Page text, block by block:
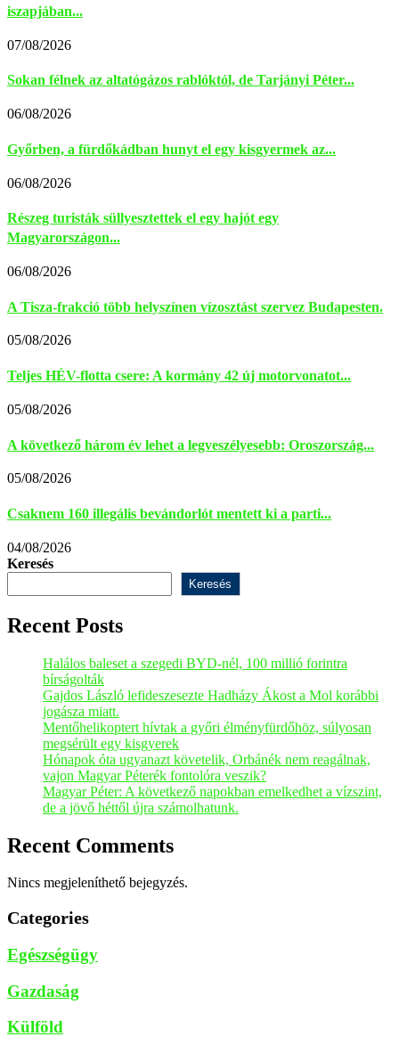
iszapjában...
07/08/2026
Sokan félnek az altatógázos rablóktól, de Tarjányi Péter...
06/08/2026
Győrben, a fürdőkádban hunyt el egy kisgyermek az...
06/08/2026
Részeg turisták süllyesztettek el egy hajót egy
Magyarországon...
06/08/2026
A Tisza-frakció több helyszínen vízosztást szervez Budapesten.
05/08/2026
Teljes HÉV-flotta csere: A kormány 42 új motorvonatot...
05/08/2026
A következő három év lehet a legveszélyesebb: Oroszország...
05/08/2026
Csaknem 160 illegális bevándorlót mentett ki a parti...
04/08/2026
Keresés
Keresés
Recent Posts
Halálos baleset a szegedi BYD-nél, 100 millió forintra
bírságolták
Gajdos László lefideszesezte Hadházy Ákost a Mol korábbi
jogásza miatt.
Mentőhelikoptert hívtak a győri élményfürdőhöz, súlyosan
megsérült egy kisgyerek
Hónapok óta ugyanazt követelik, Orbánék nem reagálnak,
vajon Magyar Péterék fontolóra veszik?
Magyar Péter: A következő napokban emelkedhet a vízszint,
de a jövő héttől újra számolhatunk.
Recent Comments
Nincs megjeleníthető bejegyzés.
Categories
Egészségügy
Gazdaság
Külföld